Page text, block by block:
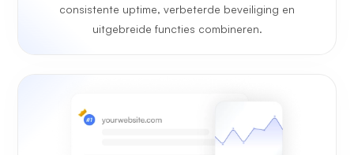
consistente uptime, verbeterde beveiliging en
uitgebreide functies combineren.